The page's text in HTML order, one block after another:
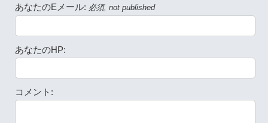
あなたのEメール: 必須, not published
あなたのHP:
コメント: